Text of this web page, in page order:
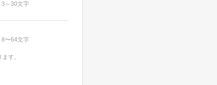
～30文字
〜64文字
す。